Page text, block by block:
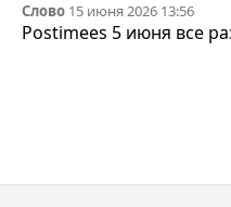
Слово 15 июня 2026 13:56
Postimees 5 июня все